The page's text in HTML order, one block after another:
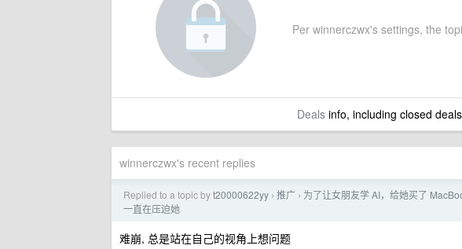
Per winnerczwx's settings, the
Dealsinfo, including closed
winnerczwx's recent replies
Replied to a topic byt20000622yy › 推广 › 为了让女朋友学 AI，给她买了
一直在压迫她
难崩, 总是站在自己的视角上想问题